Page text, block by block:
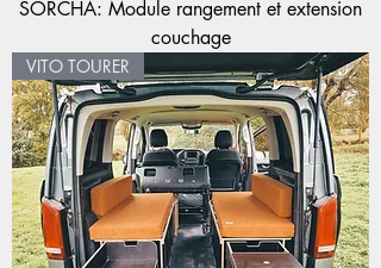
SORCHA: Module rangement et extension
couchage
VITO TOURER